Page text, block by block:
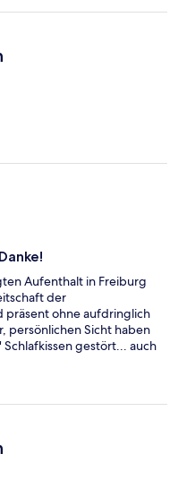
Aufenthalt in Freiburg
der
ohne aufdringlich
persönlichen Sicht haben
gestört... auch
waren für unser